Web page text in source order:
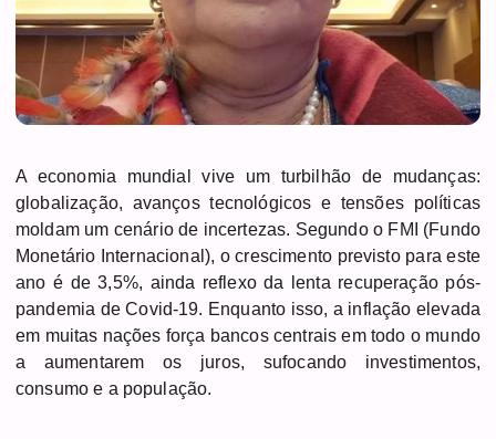
A economia mundial vive um turbilhão de mudanças:
globalização, avanços tecnológicos e tensões políticas
moldam um cenário de incertezas. Segundo o FMI (Fundo
Monetário Internacional), o crescimento previsto para este
ano é de 3,5%, ainda reflexo da lenta recuperação pós-
pandemia de Covid-19. Enquanto isso, a inflação elevada
em muitas nações força bancos centrais em todo o mundo
a aumentarem os juros, sufocando investimentos,
consumo e a população.